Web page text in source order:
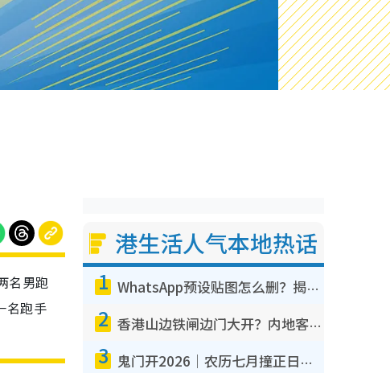
名男跑
名跑手
港生活人气本地热话
1 WhatsApp预设贴图怎么删？揭秘1招“反向操作”还原简洁界面 附3步实测教程
2 香港山边铁闸边门大开？内地客困惑意义何在！网友神回复：这种叫法理性防御
3 鬼门开2026｜农历七月撞正日全食特别邪？专家警告切忌做一事！揭4大禁忌+2招保平安